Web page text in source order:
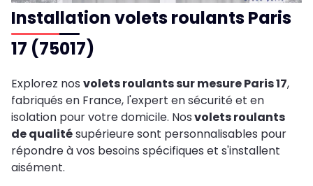
Installation volets roulants Paris
17 (75017)
Explorez nos volets roulants sur mesure Paris 17,
fabriqués en France, l'expert en sécurité et en
isolation pour votre domicile. Nosvolets roulants
de qualitésupérieure sont personnalisables pour
répondre à vos besoins spécifiques et s'installent
aisément.